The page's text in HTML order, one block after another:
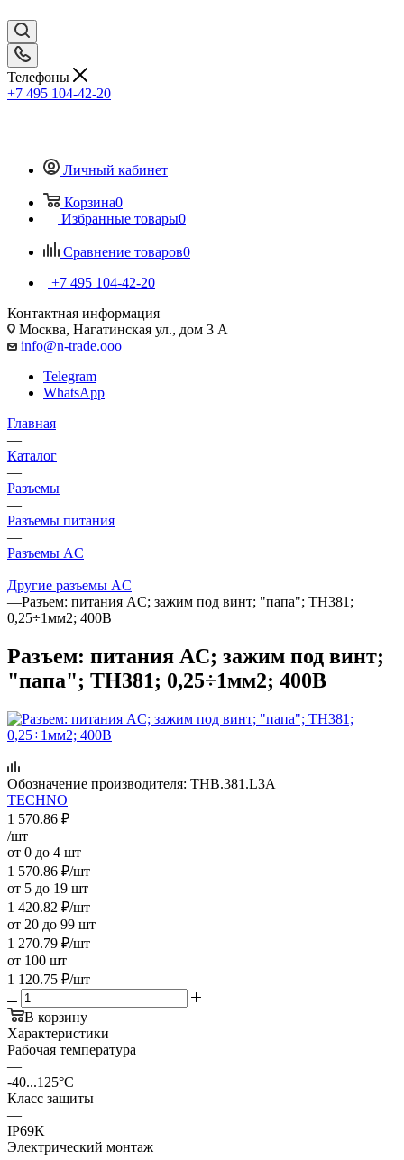
Телефоны
+7 495 104-42-20
Личный кабинет
Корзина0
Избранные товары0
Сравнение товаров0
+7 495 104-42-20
Контактная информация
Москва, Нагатинская ул., дом 3 А
info@n-trade.ooo
Telegram
WhatsApp
Главная
—
Каталог
—
Разъeмы
—
Разъeмы питания
—
Разъeмы AC
—
Другие разъемы AC
—Разъем: питания AC; зажим под винт; "папа"; TH381;
0,25÷1мм2; 400В
Разъем: питания AC; зажим под винт;
"папа"; TH381; 0,25÷1мм2; 400В
Обозначение производителя: THB.381.L3A
TECHNO
1 570.86 ₽
/шт
от 0 до 4 шт
1 570.86 ₽/шт
от 5 до 19 шт
1 420.82 ₽/шт
от 20 до 99 шт
1 270.79 ₽/шт
от 100 шт
1 120.75 ₽/шт
В корзину
Характеристики
Рабочая температура
—
-40...125°C
Класс защиты
—
IP69K
Электрический монтаж